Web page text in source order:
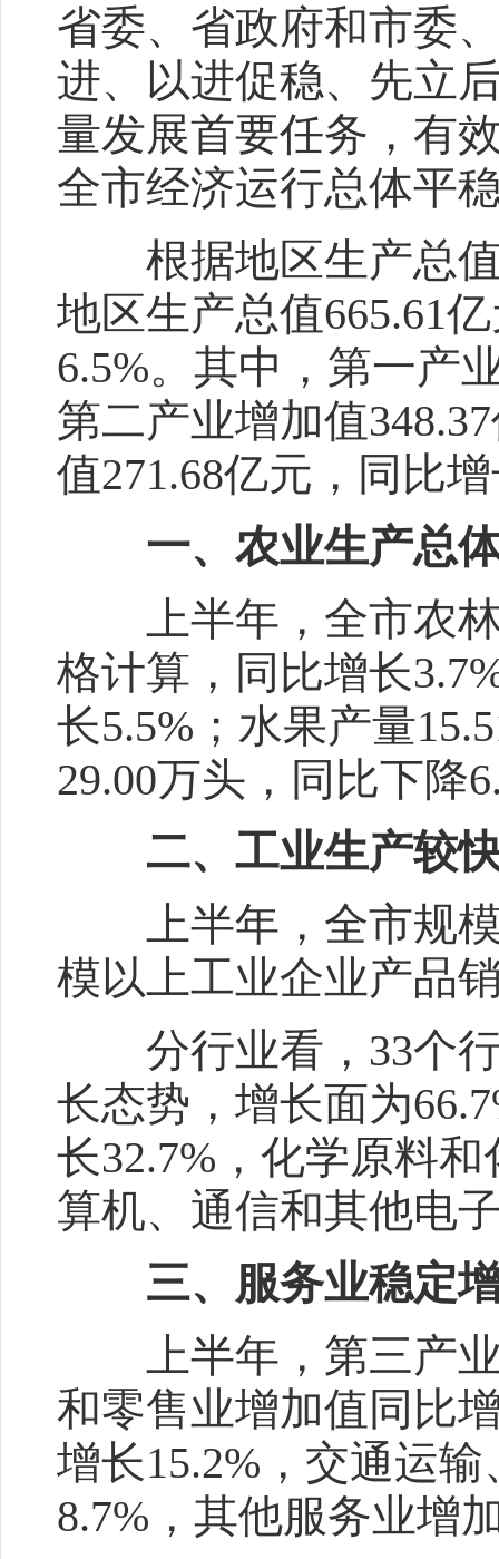
省委、省政府和市委
进、以进促稳、先立
量发展首要任务，有
全市经济运行总体平
根据地区生产总值
地区生产总值665.61
6.5%。其中，第一产
第二产业增加值
值271.68亿元，同比
一、农业生产总
上半年，全市农林
格计算，同比增长
长5.5%；水果产量
29.00万头，同比下降
二、工业生产较
上半年，全市规模
模以上工业企业产品
分行业看，33个行
长态势，增长面为
长32.7%，化学原料
算机、通信和其他电
三、服务业稳定
上半年，第三产业
和零售业增加值同比
增长15.2%，交通运
8.7%，其他服务业增